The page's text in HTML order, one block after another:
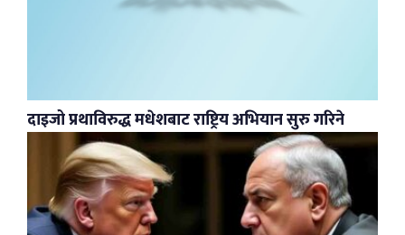
दाइजो प्रथाविरुद्ध मधेशबाट राष्ट्रिय अभियान सुरु गरिने